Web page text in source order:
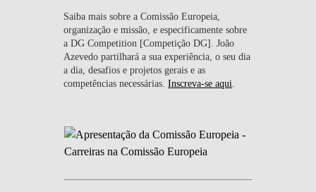
Saiba mais sobre a Comissão Europeia,
organização e missão, e especificamente sobre
a DG Competition [Competição DG]. João
Azevedo partilhará a sua experiência, o seu dia
a dia, desafios e projetos gerais e as
competências necessárias.Inscreva-se aqui